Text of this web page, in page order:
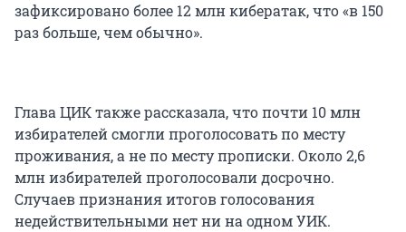
зафиксировано более 12 млн кибератак, что «в 150
раз больше, чем обычно».
Глава ЦИК также рассказала, что почти 10 млн
избирателей смогли проголосовать по месту
проживания, а не по месту прописки. Около 2,6
млн избирателей проголосовали досрочно.
Случаев признания итогов голосования
недействительными нет ни на одном УИК.